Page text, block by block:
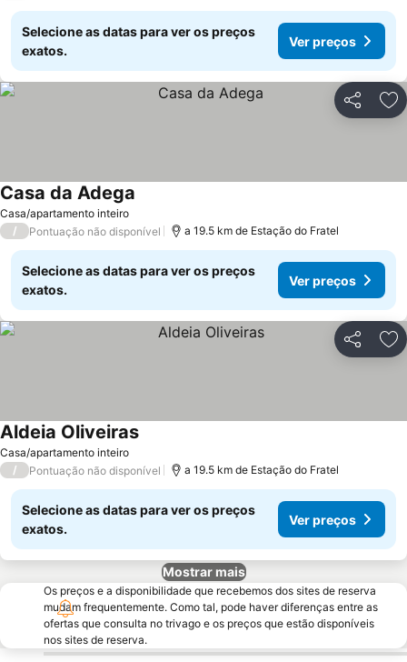
Selecione as datas para ver os preços
exatos.
Ver preços
Partilhar
Casa/apartamento inteiro
Casa da Adega
/ Pontuação não disponível a 19.5 km de Estação do Fratel
Selecione as datas para ver os preços
exatos.
Ver preços
Partilhar
Casa/apartamento inteiro
Aldeia OliveirasVer preços
/ Pontuação não disponível a 19.5 km de Estação do Fratel
Selecione as datas para ver os preços
exatos.
Ver preços
Mostrar mais
Os preços e a disponibilidade que recebemos dos sites de reserva
mudam frequentemente. Como tal, pode haver diferenças entre as
ofertas que consulta no trivago e os preços que estão disponíveis
nos sites de reserva.